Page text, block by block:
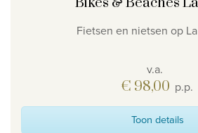
Fietsen en nietsen op
v.a.
€ 98,00 p.p.
Toon details